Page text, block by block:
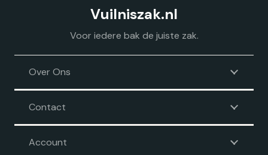
Vuilniszak.nl
Voor iedere bak de juiste zak.
Over Ons
Contact
Account